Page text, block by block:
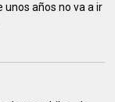
unos años no va a ir